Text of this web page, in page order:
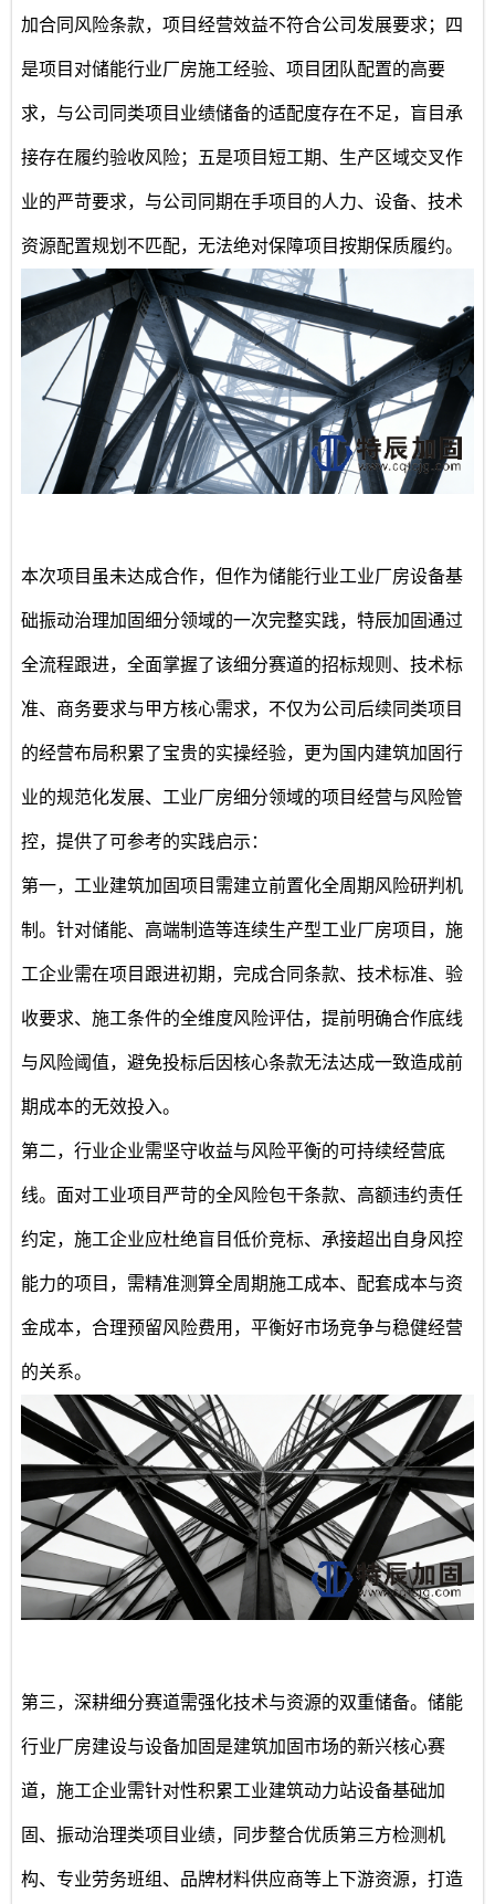
加合同风险条款，项目经营效益不符合公司发展要求；四
是项目对储能行业厂房施工经验、项目团队配置的高要
求，与公司同类项目业绩储备的适配度存在不足，盲目承
接存在履约验收风险；五是项目短工期、生产区域交叉作
业的严苛要求，与公司同期在手项目的人力、设备、技术
资源配置规划不匹配，无法绝对保障项目按期保质履约。
本次项目虽未达成合作，但作为储能行业工业厂房设备基
础振动治理加固细分领域的一次完整实践，特辰加固通过
全流程跟进，全面掌握了该细分赛道的招标规则、技术标
准、商务要求与甲方核心需求，不仅为公司后续同类项目
的经营布局积累了宝贵的实操经验，更为国内建筑加固行
业的规范化发展、工业厂房细分领域的项目经营与风险管
控，提供了可参考的实践启示：
第一，工业建筑加固项目需建立前置化全周期风险研判机
制。针对储能、高端制造等连续生产型工业厂房项目，施
工企业需在项目跟进初期，完成合同条款、技术标准、验
收要求、施工条件的全维度风险评估，提前明确合作底线
与风险阈值，避免投标后因核心条款无法达成一致造成前
期成本的无效投入。
第二，行业企业需坚守收益与风险平衡的可持续经营底
线。面对工业项目严苛的全风险包干条款、高额违约责任
约定，施工企业应杜绝盲目低价竞标、承接超出自身风控
能力的项目，需精准测算全周期施工成本、配套成本与资
金成本，合理预留风险费用，平衡好市场竞争与稳健经营
的关系。
第三，深耕细分赛道需强化技术与资源的双重储备。储能
行业厂房建设与设备加固是建筑加固市场的新兴核心赛
道，施工企业需针对性积累工业建筑动力站设备基础加
固、振动治理类项目业绩，同步整合优质第三方检测机
构、专业劳务班组、品牌材料供应商等上下游资源，打造